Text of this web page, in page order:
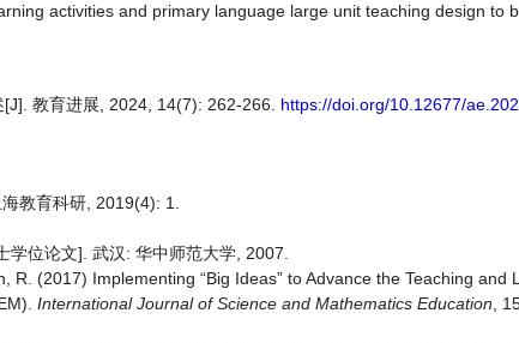
activities and primary language large unit teaching design to
教育进展, 2024, 14(7): 262-266. https://doi.org/10.12677/
教育科研, 2019(4): 1.
位论文]. 武汉: 华中师范大学, 2007.
R. (2017) Implementing “Big Ideas” to Advance the Teaching and
International Journal of Science and Mathematics Education ,